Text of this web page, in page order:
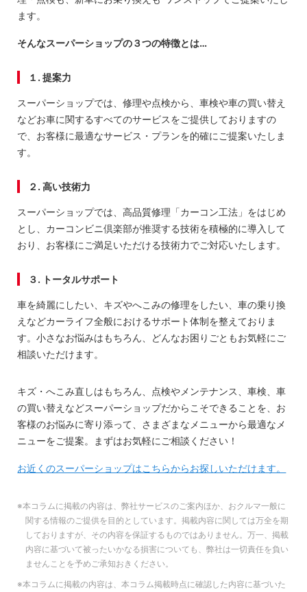
ます。
そんなスーパーショップの３つの特徴とは…
１. 提案力
スーパーショップでは、修理や点検から、車検や車の買い替え
などお車に関するすべてのサービスをご提供しておりますの
で、お客様に最適なサービス・プランを的確にご提案いたしま
す。
２. 高い技術力
スーパーショップでは、高品質修理「カーコン工法」をはじめ
とし、カーコンビニ倶楽部が推奨する技術を積極的に導入して
おり、お客様にご満足いただける技術力でご対応いたします。
３. トータルサポート
車を綺麗にしたい、キズやへこみの修理をしたい、車の乗り換
えなどカーライフ全般におけるサポート体制を整えておりま
す。小さなお悩みはもちろん、どんなお困りごともお気軽にご
相談いただけます。
キズ・へこみ直しはもちろん、点検やメンテナンス、車検、車
の買い替えなどスーパーショップだからこそできることを、お
客様のお悩みに寄り添って、さまざまなメニューから最適なメ
ニューをご提案。まずはお気軽にご相談ください！
お近くのスーパーショップはこちらからお探しいただけます。
※本コラムに掲載の内容は、弊社サービスのご案内ほか、おクルマ一般に
関する情報のご提供を目的としています。掲載内容に関しては万全を期
しておりますが、その内容を保証するものではありません。万一、掲載
内容に基づいて被ったいかなる損害についても、弊社は一切責任を負い
ませんことを予めご承知おきください。
※本コラムに掲載の内容は、本コラム掲載時点に確認した内容に基づいた